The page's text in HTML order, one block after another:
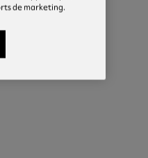
de marketing.